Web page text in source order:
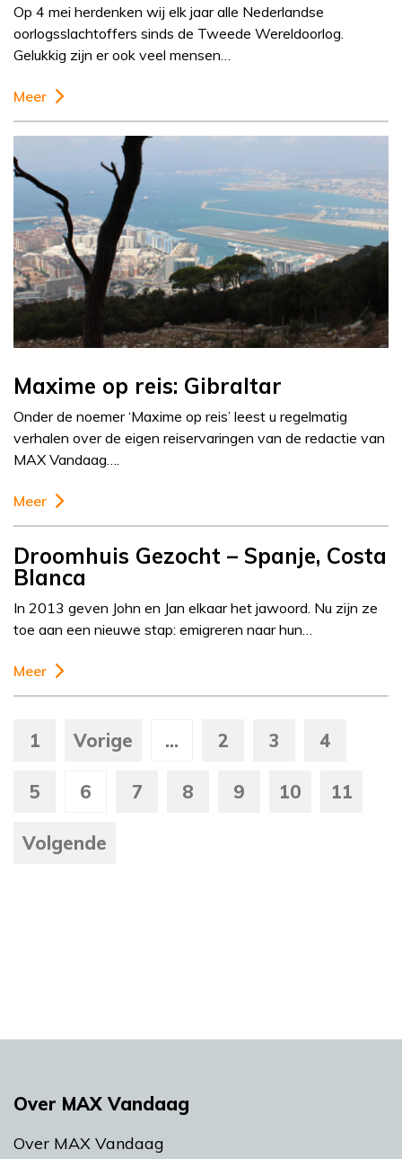
Op 4 mei herdenken wij elk jaar alle Nederlandse
oorlogsslachtoffers sinds de Tweede Wereldoorlog.
Gelukkig zijn er ook veel mensen…
Meer
Maxime op reis: Gibraltar
Onder de noemer ‘Maxime op reis’ leest u regelmatig
verhalen over de eigen reiservaringen van de redactie van
MAX Vandaag….
Meer
Droomhuis Gezocht – Spanje, Costa
Blanca
In 2013 geven John en Jan elkaar het jawoord. Nu zijn ze
toe aan een nieuwe stap: emigreren naar hun…
Meer
1 Vorige ... 2 3 4
5 6 7 8 9 10 11
Volgende
Over MAX Vandaag
Over MAX Vandaag